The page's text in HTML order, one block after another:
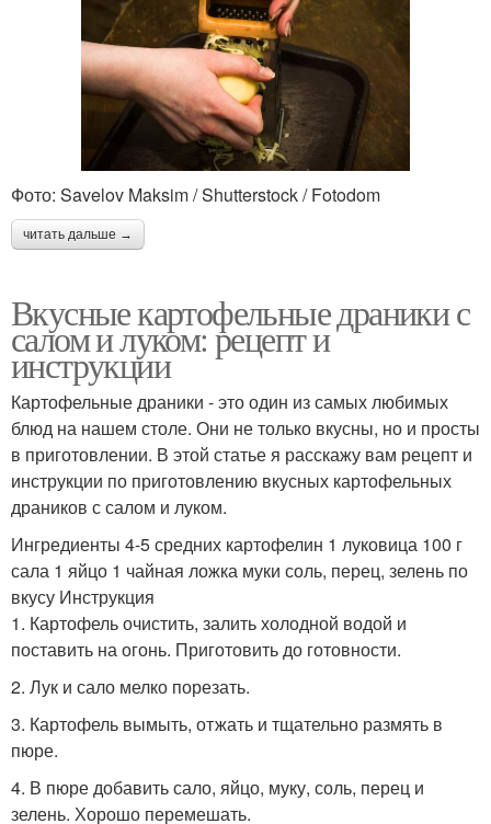
Фото: Savelov Maksim / Shutterstock / Fotodom
читать дальше →
Вкусные картофельные драники с
салом и луком: рецепт и
инструкции
Картофельные драники - это один из самых любимых
блюд на нашем столе. Они не только вкусны, но и просты
в приготовлении. В этой статье я расскажу вам рецепт и
инструкции по приготовлению вкусных картофельных
драников с салом и луком.
Ингредиенты 4-5 средних картофелин 1 луковица 100 г
сала 1 яйцо 1 чайная ложка муки соль, перец, зелень по
вкусу Инструкция
1. Картофель очистить, залить холодной водой и
поставить на огонь. Приготовить до готовности.
2. Лук и сало мелко порезать.
3. Картофель вымыть, отжать и тщательно размять в
пюре.
4. В пюре добавить сало, яйцо, муку, соль, перец и
зелень. Хорошо перемешать.